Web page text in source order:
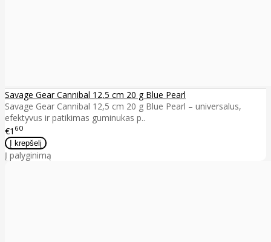
Savage Gear Cannibal 12,5 cm 20 g Blue Pearl
Savage Gear Cannibal 12,5 cm 20 g Blue Pearl – universalus,
efektyvus ir patikimas guminukas p..
€1 60
Į palyginimą